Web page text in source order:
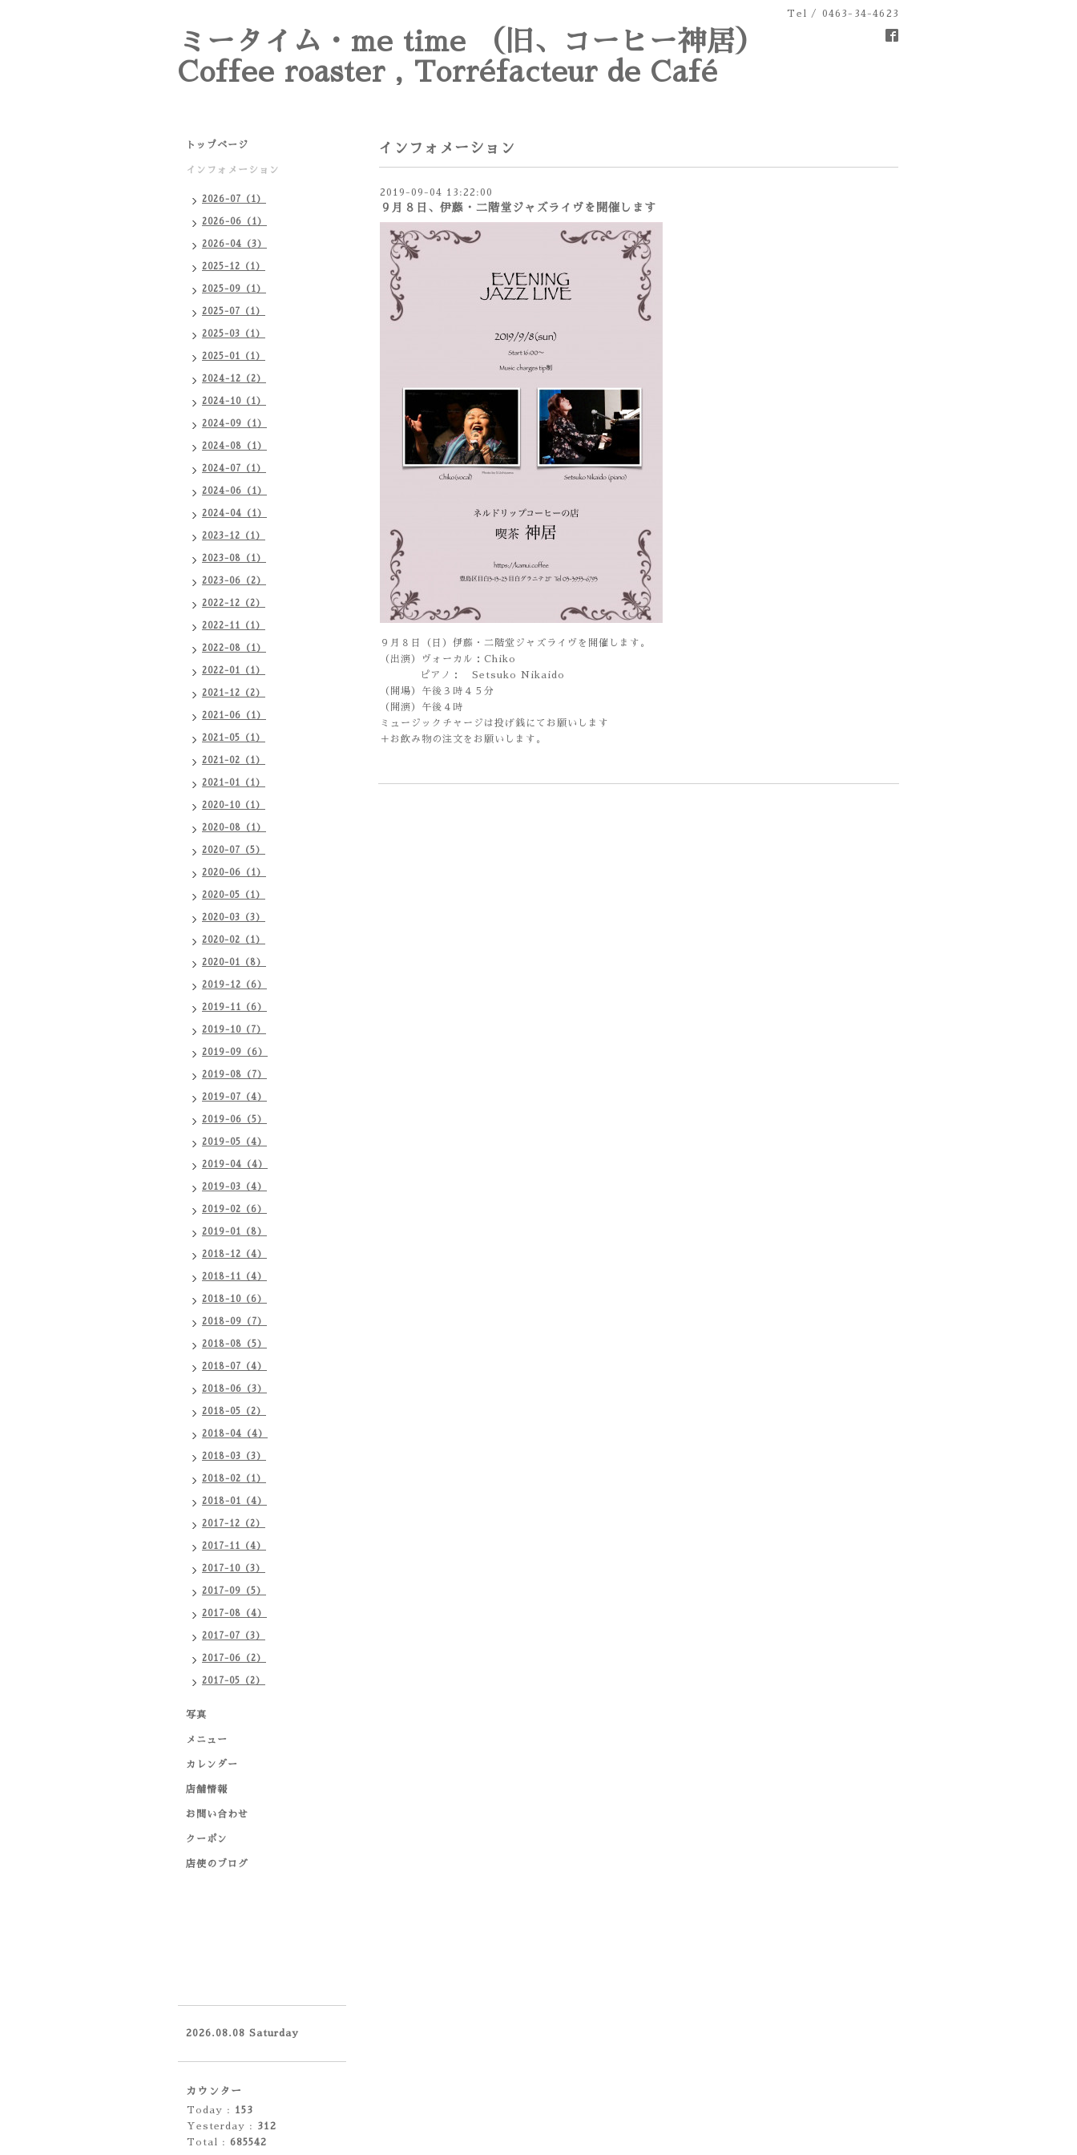
Tel / 0463-34-4623
ミータイム・me time （旧、コーヒー神居）
Coffee roaster , Torréfacteur de Café
インフォメーション
2019-09-04 13:22:00
９月８日、伊藤・二階堂ジャズライヴを開催します
９月８日（日）伊藤・二階堂ジャズライヴを開催します。
（出演）ヴォーカル：Chiko
ピアノ： Setsuko Nikaido
（開場）午後３時４５分
（開演）午後４時
ミュージックチャージは投げ銭にてお願いします
＋お飲み物の注文をお願いします。
トップページ
インフォメーション
2026-07（1）
2026-06（1）
2026-04（3）
2025-12（1）
2025-09（1）
2025-07（1）
2025-03（1）
2025-01（1）
2024-12（2）
2024-10（1）
2024-09（1）
2024-08（1）
2024-07（1）
2024-06（1）
2024-04（1）
2023-12（1）
2023-08（1）
2023-06（2）
2022-12（2）
2022-11（1）
2022-08（1）
2022-01（1）
2021-12（2）
2021-06（1）
2021-05（1）
2021-02（1）
2021-01（1）
2020-10（1）
2020-08（1）
2020-07（5）
2020-06（1）
2020-05（1）
2020-03（3）
2020-02（1）
2020-01（8）
2019-12（6）
2019-11（6）
2019-10（7）
2019-09（6）
2019-08（7）
2019-07（4）
2019-06（5）
2019-05（4）
2019-04（4）
2019-03（4）
2019-02（6）
2019-01（8）
2018-12（4）
2018-11（4）
2018-10（6）
2018-09（7）
2018-08（5）
2018-07（4）
2018-06（3）
2018-05（2）
2018-04（4）
2018-03（3）
2018-02（1）
2018-01（4）
2017-12（2）
2017-11（4）
2017-10（3）
2017-09（5）
2017-08（4）
2017-07（3）
2017-06（2）
2017-05（2）
写真
メニュー
カレンダー
店舗情報
お問い合わせ
クーポン
店使のブログ
2026.08.08 Saturday
カウンター
Today : 153
Yesterday : 312
Total : 685542